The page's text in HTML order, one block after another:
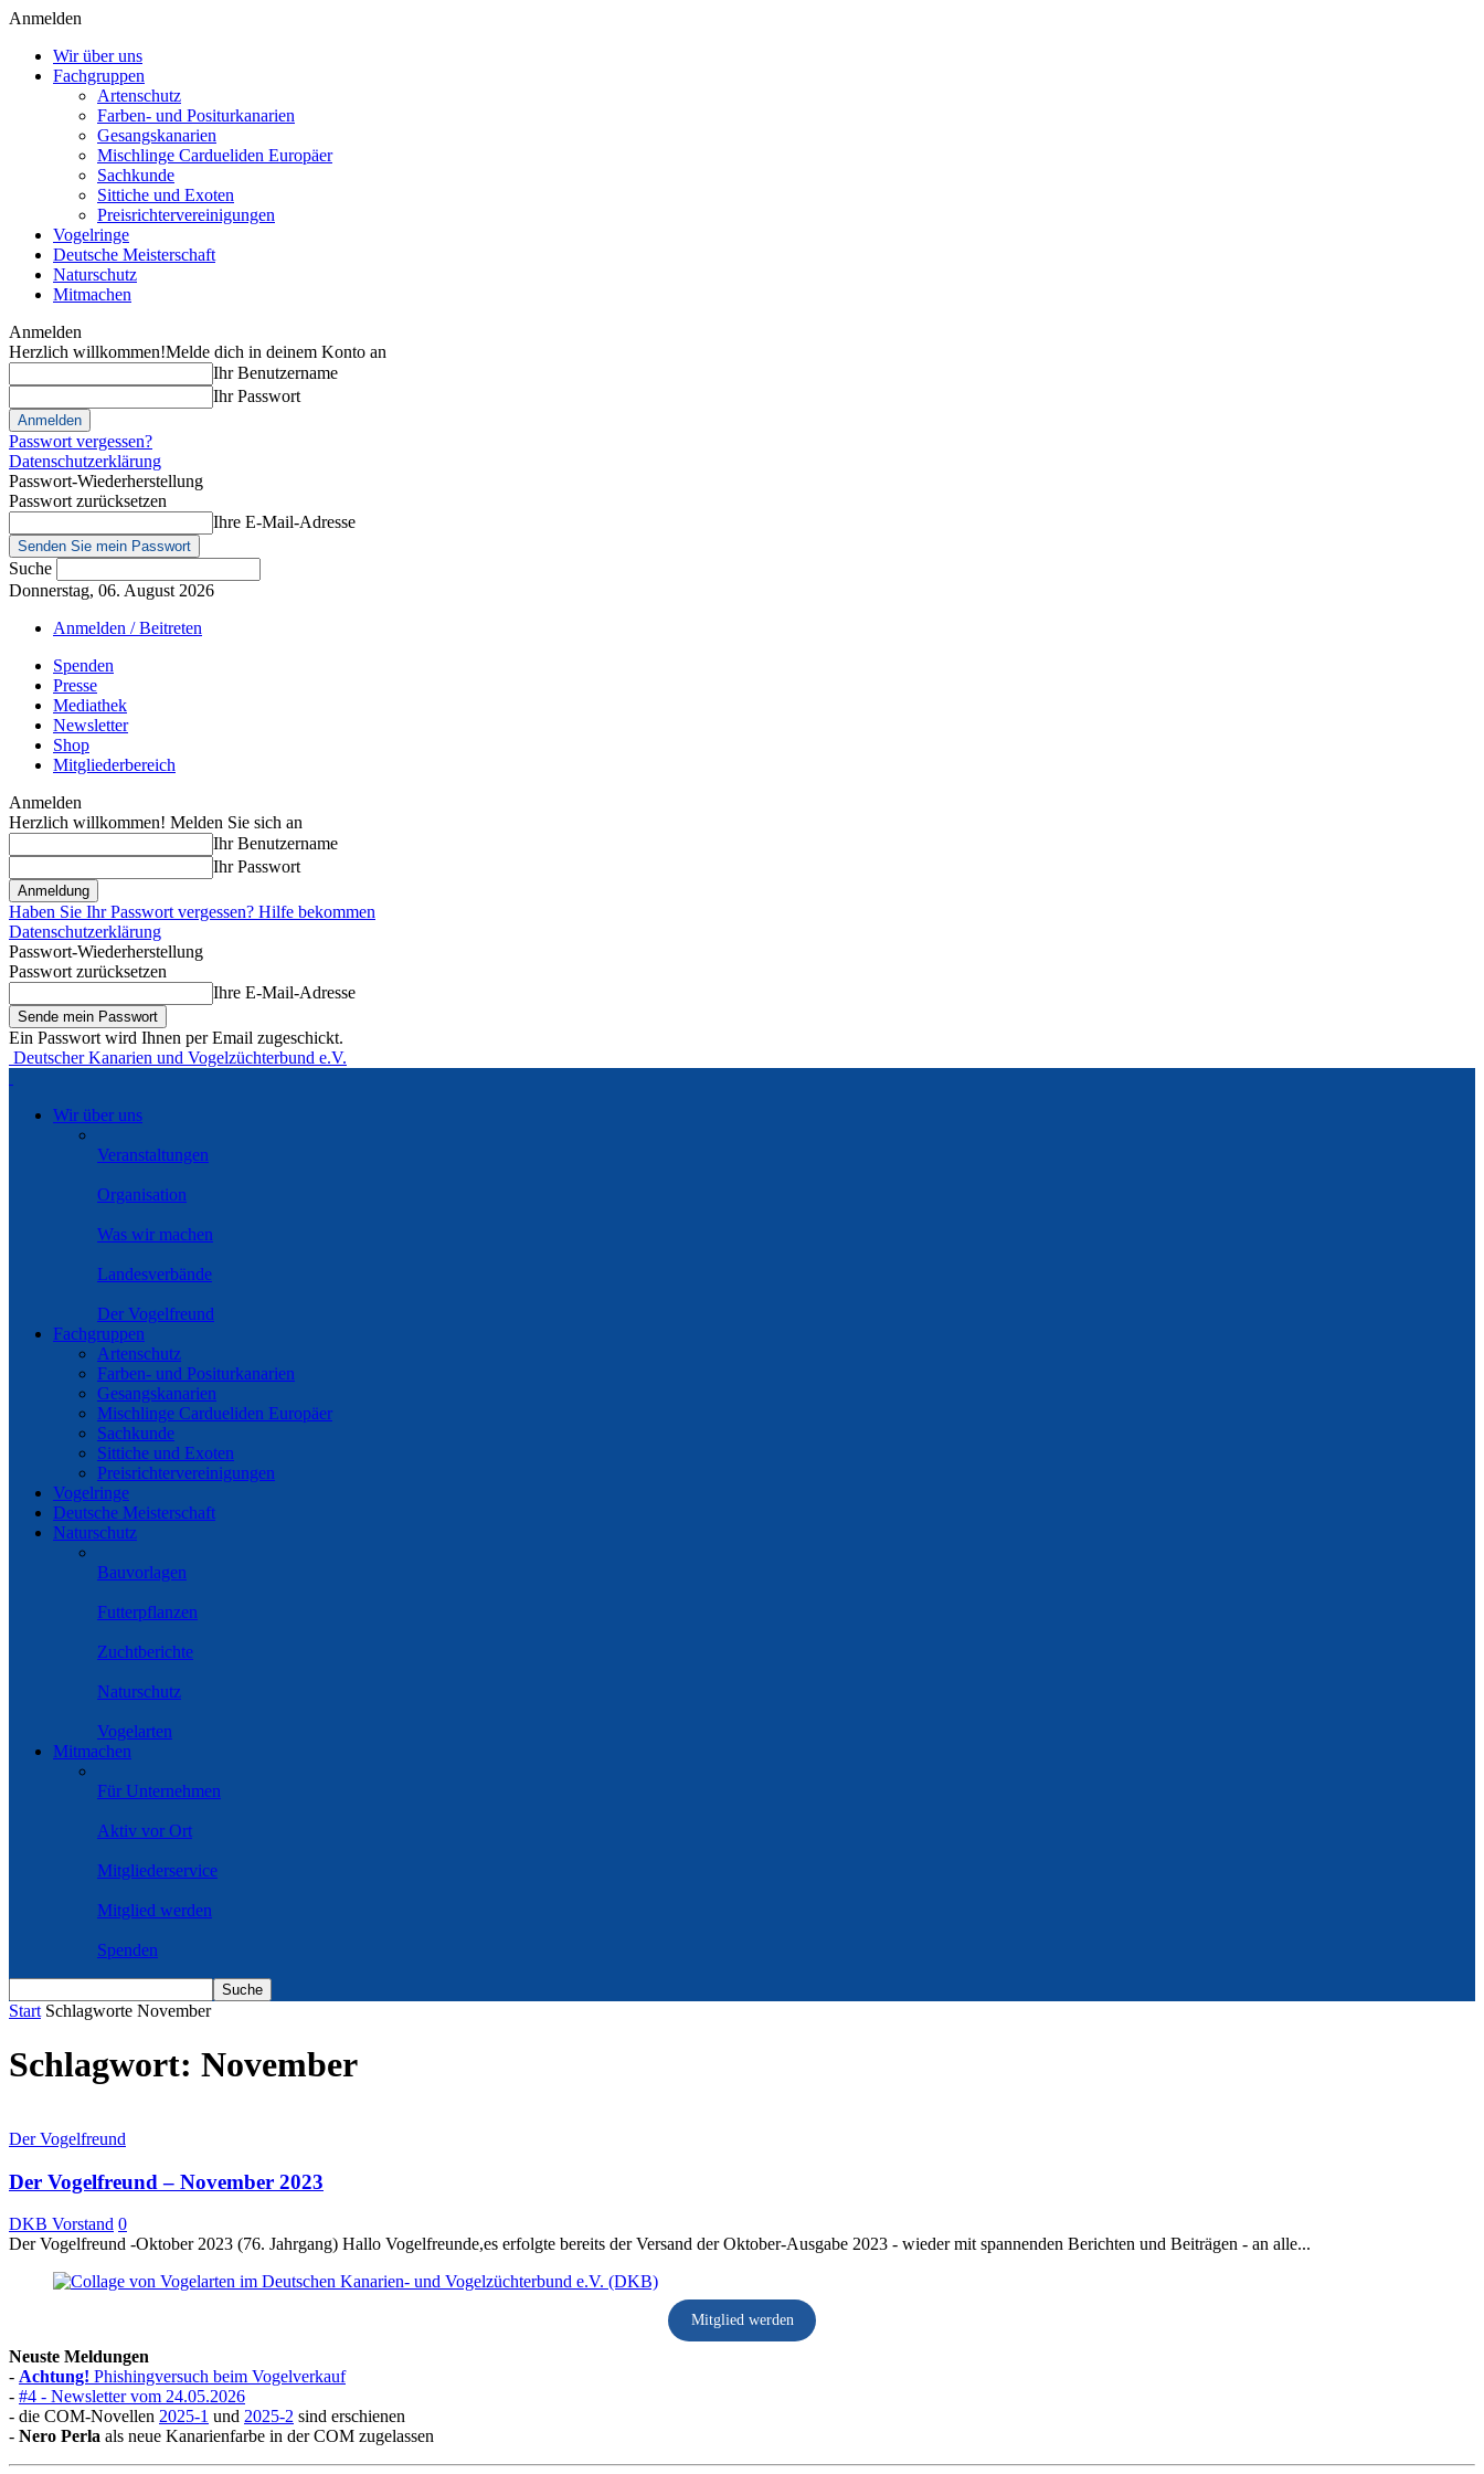
Anmelden
Wir über uns
Fachgruppen
Artenschutz
Farben- und Positurkanarien
Gesangskanarien
Mischlinge Cardueliden Europäer
Sachkunde
Sittiche und Exoten
Preisrichtervereinigungen
Vogelringe
Deutsche Meisterschaft
Naturschutz
Mitmachen
Anmelden
Herzlich willkommen!Melde dich in deinem Konto an
Ihr Benutzername
Ihr Passwort
Passwort vergessen?
Datenschutzerklärung
Passwort-Wiederherstellung
Passwort zurücksetzen
Ihre E-Mail-Adresse
Suche
Donnerstag, 06. August 2026
Anmelden / Beitreten
Spenden
Presse
Mediathek
Newsletter
Shop
Mitgliederbereich
Anmelden
Herzlich willkommen! Melden Sie sich an
Ihr Benutzername
Ihr Passwort
Haben Sie Ihr Passwort vergessen? Hilfe bekommen
Datenschutzerklärung
Passwort-Wiederherstellung
Passwort zurücksetzen
Ihre E-Mail-Adresse
Ein Passwort wird Ihnen per Email zugeschickt.
Deutscher Kanarien und Vogelzüchterbund e.V.
Wir über uns
Veranstaltungen
Organisation
Was wir machen
Landesverbände
Der Vogelfreund
Fachgruppen
Artenschutz
Farben- und Positurkanarien
Gesangskanarien
Mischlinge Cardueliden Europäer
Sachkunde
Sittiche und Exoten
Preisrichtervereinigungen
Vogelringe
Deutsche Meisterschaft
Naturschutz
Bauvorlagen
Futterpflanzen
Zuchtberichte
Naturschutz
Vogelarten
Mitmachen
Für Unternehmen
Aktiv vor Ort
Mitgliederservice
Mitglied werden
Spenden
Start Schlagworte November
Schlagwort: November
Der Vogelfreund
Der Vogelfreund – November 2023
DKB Vorstand 0
Der Vogelfreund -Oktober 2023 (76. Jahrgang) Hallo Vogelfreunde,es erfolgte bereits der Versand der Oktober-Ausgabe 2023 - wieder mit spannenden Berichten und Beiträgen - an alle...
Mitglied werden
Neuste Meldungen
- Achtung! Phishingversuch beim Vogelverkauf
- #4 - Newsletter vom 24.05.2026
- die COM-Novellen 2025-1 und 2025-2 sind erschienen
- Nero Perla als neue Kanarienfarbe in der COM zugelassen